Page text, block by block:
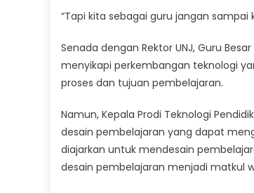
“Tapi kita sebagai guru jangan sampai
Senada dengan Rektor UNJ, Guru
menyikapi perkembangan teknologi
proses dan tujuan pembelajaran.
Namun, Kepala Prodi Teknologi
desain pembelajaran yang dapat
diajarkan untuk mendesain
desain pembelajaran menjadi matkul